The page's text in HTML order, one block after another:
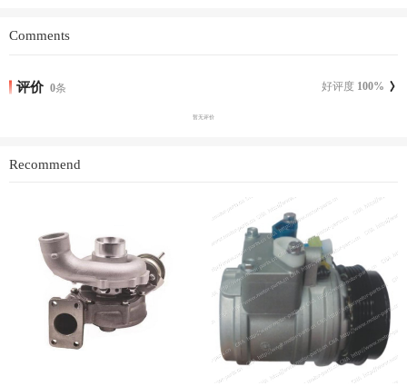
Comments
评价 好评度 100%
0条
暂无评价
Recommend